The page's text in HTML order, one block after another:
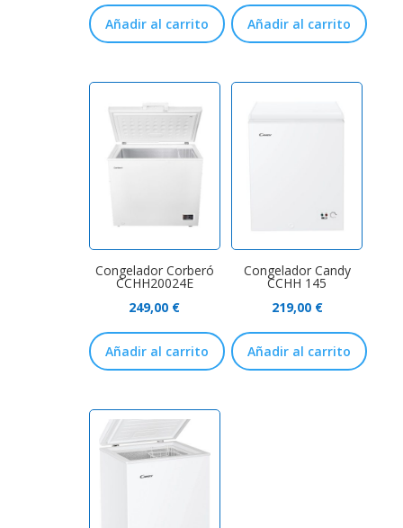
Añadir al carrito Añadir al carrito
Congelador Corberó
CCHH20024E
249,00 €
Añadir al carrito
Congelador Candy
CCHH 145
219,00 €
Añadir al carrito